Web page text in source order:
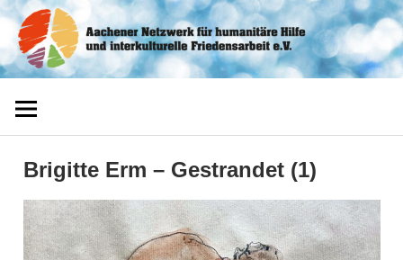
Zum
Inhalt
springen
Aachener
Netzwerk
Brigitte Erm – Gestrandet (1)